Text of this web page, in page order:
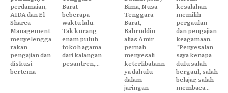
perdamaian,
AIDA dan El
Sharea
Management
menyelengga
rakan
pengajian dan
diskusi
bertema
Barat
beberapa
waktu lalu.
Tak kurang
enam puluh
tokoh agama
dari kalangan
pesantren,...
Bima, Nusa
Tenggara
Barat,
Bahruddin
alias Amir
pernah
menyesali
keterlibatann
ya dahulu
dalam
jaringan
kesalahan
memilih
pergaulan
dan pengajian
keagamaan.
“Penyesalan
saya kenapa
dulu salah
bergaul, salah
belajar, salah
membaca...